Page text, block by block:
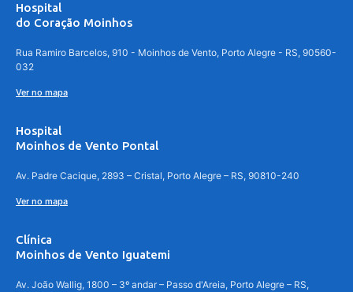
Hospital
do Coração Moinhos
Rua Ramiro Barcelos, 910 - Moinhos de Vento, Porto Alegre - RS, 90560-
032
Ver no mapa
Hospital
Moinhos de Vento Pontal
Av. Padre Cacique, 2893 – Cristal, Porto Alegre – RS, 90810-240
Ver no mapa
Clínica
Moinhos de Vento Iguatemi
Av. João Wallig, 1800 – 3º andar – Passo d'Areia, Porto Alegre – RS,